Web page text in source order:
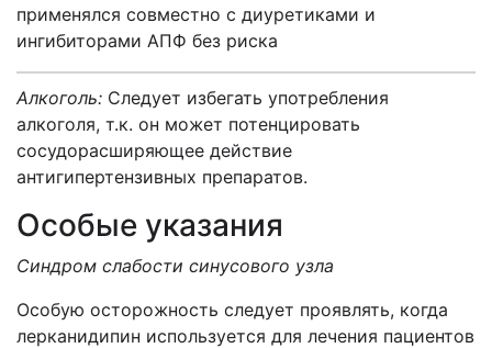
применялся совместно с диуретиками и
ингибиторами АПФ без риска
Алкоголь: Следует избегать употребления
алкоголя, т.к. он может потенцировать
сосудорасширяющее действие
антигипертензивных препаратов.
Особые указания
Синдром слабости синусового узла
Особую осторожность следует проявлять, когда
лерканидипин используется для лечения пациентов